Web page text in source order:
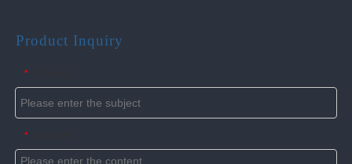
Product Inquiry
*
*